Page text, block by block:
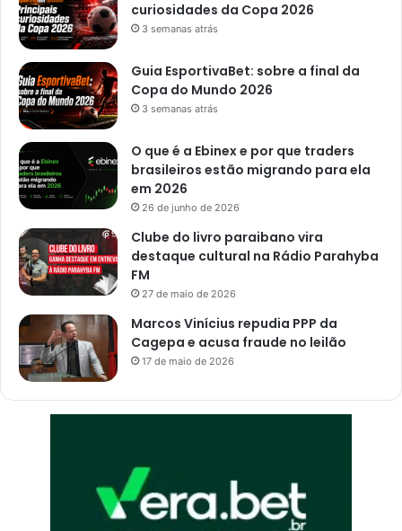
P
a
b
a
curiosidades da Copa 2026
3 semanas atrás
Guia EsportivaBet: sobre a final da
Copa do Mundo 2026
3 semanas atrás
O que é a Ebinex e por que traders
brasileiros estão migrando para ela
em 2026
26 de junho de 2026
Clube do livro paraibano vira
destaque cultural na Rádio Parahyba
FM
27 de maio de 2026
Marcos Vinícius repudia PPP da
Cagepa e acusa fraude no leilão
17 de maio de 2026